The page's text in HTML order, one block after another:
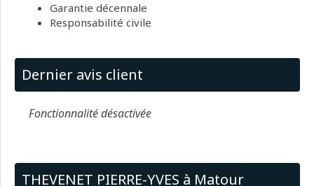
Garantie décennale
Responsabilité civile
Dernier avis client
Fonctionnalité désactivée
THEVENET PIERRE-YVES à Matour